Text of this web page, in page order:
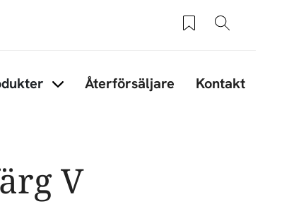
Sparade produkter
Sök
Återförsäljare Kontakt
V